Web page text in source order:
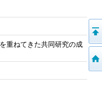
重ねてきた共同研究の成